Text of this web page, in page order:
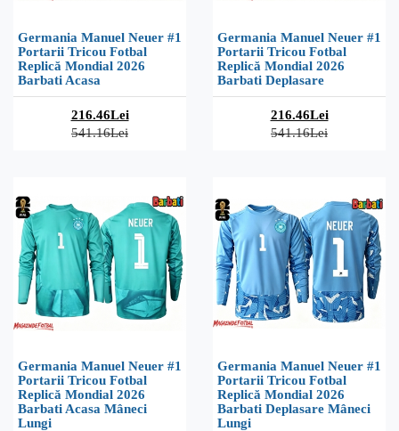
Germania Manuel Neuer #1
Portarii Tricou Fotbal
Replică Mondial 2026
Barbati Acasa
216.46Lei
541.16Lei
Germania Manuel Neuer #1
Portarii Tricou Fotbal
Replică Mondial 2026
Barbati Deplasare
216.46Lei
541.16Lei
Germania Manuel Neuer #1
Portarii Tricou Fotbal
Replică Mondial 2026
Barbati Acasa Mâneci
Lungi
Germania Manuel Neuer #1
Portarii Tricou Fotbal
Replică Mondial 2026
Barbati Deplasare Mâneci
Lungi